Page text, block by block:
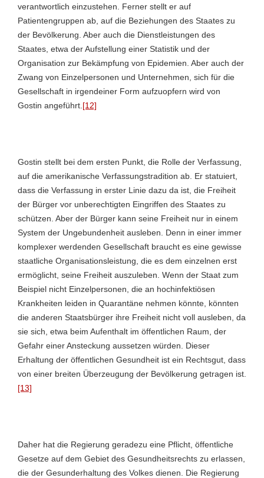
verantwortlich einzustehen. Ferner stellt er auf
Patientengruppen ab, auf die Beziehungen des Staates zu
der Bevölkerung. Aber auch die Dienstleistungen des
Staates, etwa der Aufstellung einer Statistik und der
Organisation zur Bekämpfung von Epidemien. Aber auch der
Zwang von Einzelpersonen und Unternehmen, sich für die
Gesellschaft in irgendeiner Form aufzuopfern wird von
Gostin angeführt. [12]
Gostin stellt bei dem ersten Punkt, die Rolle der Verfassung,
auf die amerikanische Verfassungstradition ab. Er statuiert,
dass die Verfassung in erster Linie dazu da ist, die Freiheit
der Bürger vor unberechtigten Eingriffen des Staates zu
schützen. Aber der Bürger kann seine Freiheit nur in einem
System der Ungebundenheit ausleben. Denn in einer immer
komplexer werdenden Gesellschaft braucht es eine gewisse
staatliche Organisationsleistung, die es dem einzelnen erst
ermöglicht, seine Freiheit auszuleben. Wenn der Staat zum
Beispiel nicht Einzelpersonen, die an hochinfektiösen
Krankheiten leiden in Quarantäne nehmen könnte, könnten
die anderen Staatsbürger ihre Freiheit nicht voll ausleben, da
sie sich, etwa beim Aufenthalt im öffentlichen Raum, der
Gefahr einer Ansteckung aussetzen würden. Dieser
Erhaltung der öffentlichen Gesundheit ist ein Rechtsgut, dass
von einer breiten Überzeugung der Bevölkerung getragen ist.
[13]
Daher hat die Regierung geradezu eine Pflicht, öffentliche
Gesetze auf dem Gebiet des Gesundheitsrechts zu erlassen,
die der Gesunderhaltung des Volkes dienen. Die Regierung